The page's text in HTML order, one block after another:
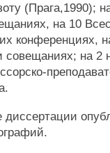
(Прага,1990);
на 10
конференциях,
совещаниях; на 2